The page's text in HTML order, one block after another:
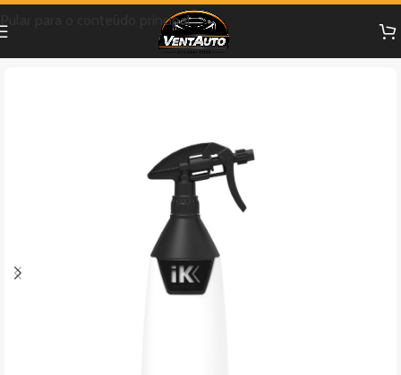
Pular para o conteúdo principal